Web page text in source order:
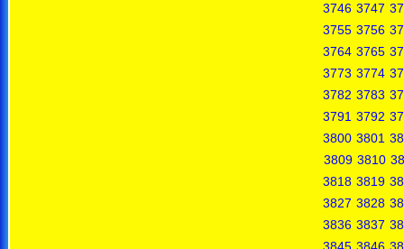
3746 3747
3755 3756
3764 3765
3773 3774
3782 3783
3791 3792
3800 3801
3809 3810
3818 3819
3827 3828
3836 3837